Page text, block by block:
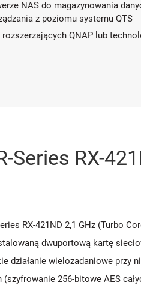
NAS do magazynowania
z poziomu systemu QTS
QNAP lub
Series RX-
RX-421ND 2,1 GHz (Turbo
dwuportową kartę
działanie wielozadaniowe
256-bitowe AES